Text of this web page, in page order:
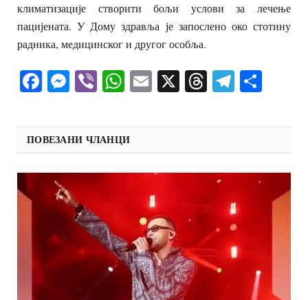
климатизације створити бољи услови за лечење
пацијената. У Дому здравља је запослено око стотину
радника, медицинског и другог особља.
Facebook
Messenger
ViberWhatsApp
Email
X Threads
ПОВЕЗАНИ ЧЛАНЦИ